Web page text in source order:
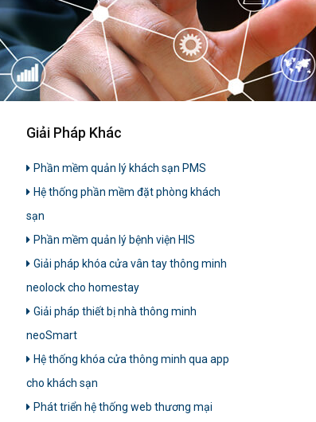
Giải Pháp Khác
Phần mềm quản lý khách sạn PMS
Hệ thống phần mềm đặt phòng khách
sạn
Phần mềm quản lý bệnh viện HIS
Giải pháp khóa cửa vân tay thông minh
neolock cho homestay
Giải pháp thiết bị nhà thông minh
neoSmart
Hệ thống khóa cửa thông minh qua app
cho khách sạn
Phát triển hệ thống web thương mại